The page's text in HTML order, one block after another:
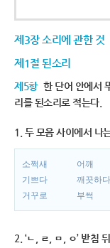
제3장 소리에 관한 것
제1절 된소리
제5항 한 단어 안에서
리를 된소리로 적는다.
1. 두 모음 사이에서 나
소쩍새 어깨
기쁘다
깨끗하다
거꾸로
부썩
2. ‘ㄴ, ㄹ, ㅁ, ㅇ’ 받침